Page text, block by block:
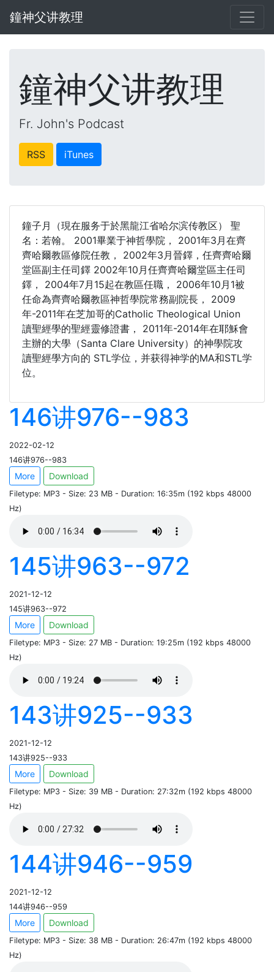
鐘神父讲教理
鐘神父讲教理
Fr. John's Podcast
RSS iTunes
鐘子月（現在服务于於黑龍江省哈尔滨传教区） 聖
名：若翰。 2001畢業于神哲學院， 2001年3月在齊
齊哈爾教區修院任教， 2002年3月晉鐸，任齊齊哈爾
堂區副主任司鐸 2002年10月任齊齊哈爾堂區主任司
鐸， 2004年7月15起在教區任職， 2006年10月1被
任命為齊齊哈爾教區神哲學院常務副院長， 2009
年-2011年在芝加哥的Catholic Theological Union
讀聖經學的聖經靈修證書， 2011年-2014年在耶穌會
主辦的大學（Santa Clare University）的神學院攻
讀聖經學方向的 STL学位，并获得神学的MA和STL学
位。
146讲976--983
2022-02-12
146讲976--983
More Download
Filetype: MP3 - Size: 23 MB - Duration: 16:35m (192 kbps 48000
Hz)
145讲963--972
2021-12-12
145讲963--972
More Download
Filetype: MP3 - Size: 27 MB - Duration: 19:25m (192 kbps 48000
Hz)
143讲925--933
2021-12-12
143讲925--933
More Download
Filetype: MP3 - Size: 39 MB - Duration: 27:32m (192 kbps 48000
Hz)
144讲946--959
2021-12-12
144讲946--959
More Download
Filetype: MP3 - Size: 38 MB - Duration: 26:47m (192 kbps 48000
Hz)